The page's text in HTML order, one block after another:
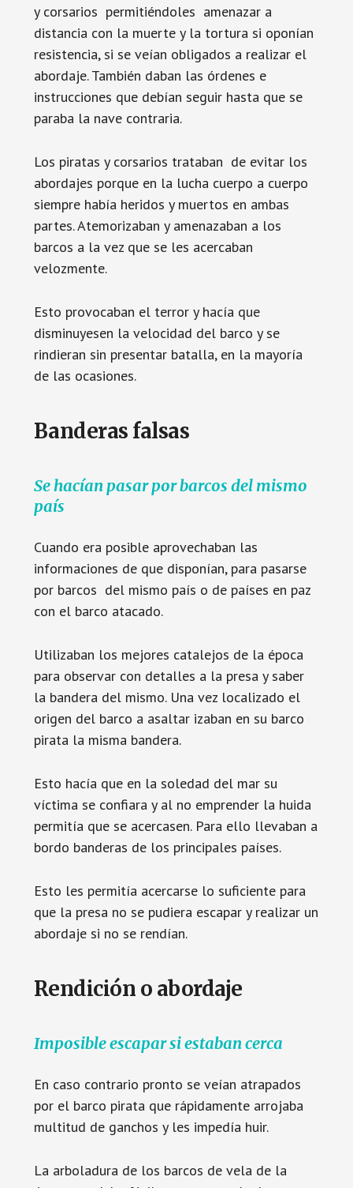
y corsarios permitiéndoles amenazar a
distancia con la muerte y la tortura si oponían
resistencia, si se veían obligados a realizar el
abordaje. También daban las órdenes e
instrucciones que debían seguir hasta que se
paraba la nave contraria.
Los piratas y corsarios trataban de evitar los
abordajes porque en la lucha cuerpo a cuerpo
siempre había heridos y muertos en ambas
partes. Atemorizaban y amenazaban a los
barcos a la vez que se les acercaban
velozmente.
Esto provocaban el terror y hacía que
disminuyesen la velocidad del barco y se
rindieran sin presentar batalla, en la mayoría
de las ocasiones.
Banderas falsas
Se hacían pasar por barcos del mismo
país
Cuando era posible aprovechaban las
informaciones de que disponían, para pasarse
por barcos del mismo país o de países en paz
con el barco atacado.
Utilizaban los mejores catalejos de la época
para observar con detalles a la presa y saber
la bandera del mismo. Una vez localizado el
origen del barco a asaltar izaban en su barco
pirata la misma bandera.
Esto hacía que en la soledad del mar su
víctima se confiara y al no emprender la huida
permitía que se acercasen. Para ello llevaban a
bordo banderas de los principales países.
Esto les permitía acercarse lo suficiente para
que la presa no se pudiera escapar y realizar un
abordaje si no se rendían.
Rendición o abordaje
Imposible escapar si estaban cerca
En caso contrario pronto se veían atrapados
por el barco pirata que rápidamente arrojaba
multitud de ganchos y les impedía huir.
La arboladura de los barcos de vela de la